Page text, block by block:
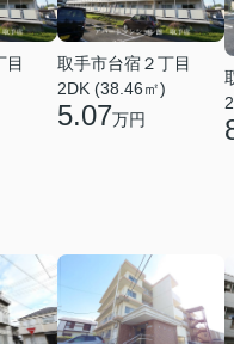
目
取手市台宿２丁目
2DK (38.46㎡)
5.07万円